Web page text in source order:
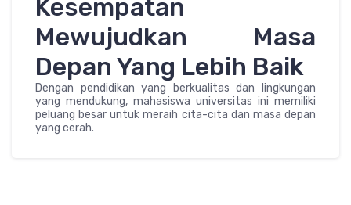
Kesempatan
Mewujudkan Masa
Depan Yang Lebih Baik
Dengan pendidikan yang berkualitas dan lingkungan
yang mendukung, mahasiswa universitas ini memiliki
peluang besar untuk meraih cita-cita dan masa depan
yang cerah.